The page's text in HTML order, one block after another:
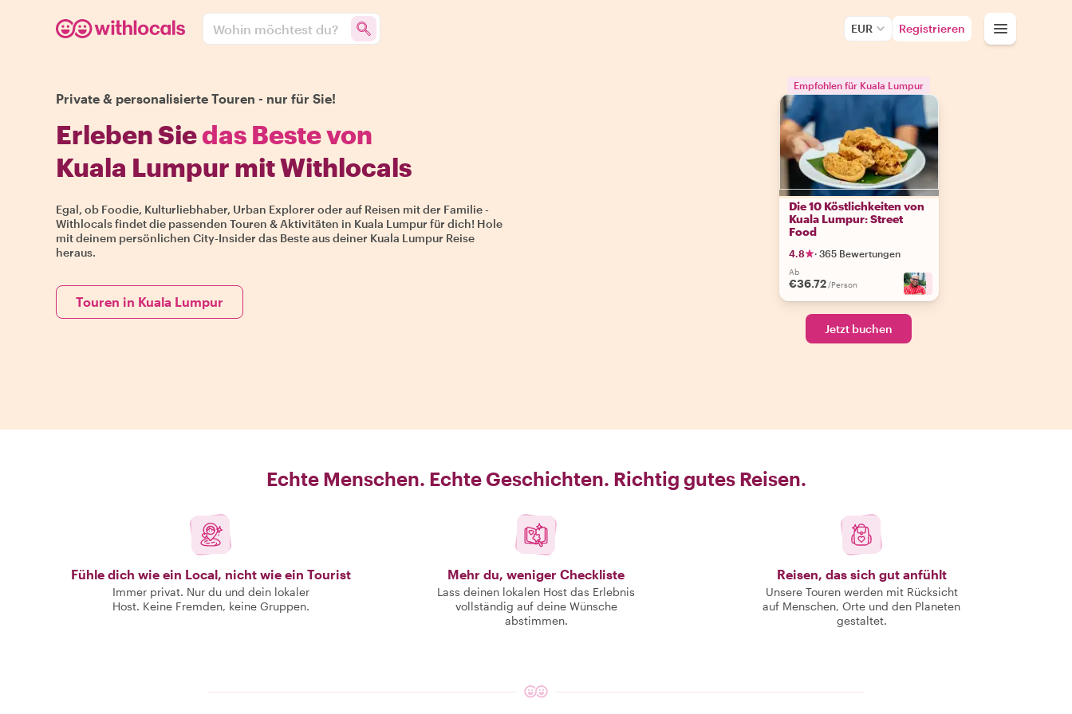
Wohin möchtest du? EUR Registrieren
Private & personalisierte Touren - nur für Sie!
Erleben Siedas Beste von
Kuala Lumpur mit Withlocals
Egal, ob Foodie, Kulturliebhaber, Urban Explorer oder auf Reisen mit der Familie -
Withlocals findet die passenden Touren & Aktivitäten in Kuala Lumpur für dich! Hole
mit deinem persönlichen City-Insider das Beste aus deiner Kuala Lumpur Reise
heraus.
Touren in Kuala Lumpur
Empfohlen für Kuala Lumpur
Die 10 Köstlichkeiten von
Kuala Lumpur: Street
Food
4.8 · 365 Bewertungen
Ab
€36.72 /Person +8
Jetzt buchen
Echte Menschen. Echte Geschichten. Richtig gutes Reisen.
Fühle dich wie ein Local, nicht wie ein Tourist
Immer privat. Nur du und dein lokaler
Host. Keine Fremden, keine Gruppen.
Mehr du, weniger Checkliste
Lass deinen lokalen Host das Erlebnis
vollständig auf deine Wünsche
abstimmen.
Reisen, das sich gut anfühlt
Unsere Touren werden mit Rücksicht
auf Menschen, Orte und den Planeten
gestaltet.